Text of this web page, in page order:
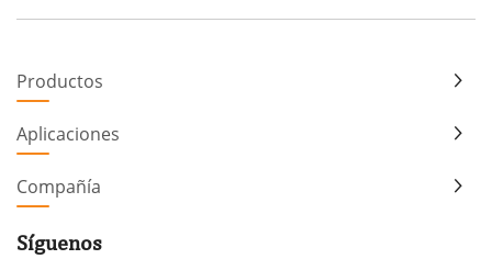
Síguenos
Productos
Aplicaciones
Compañía